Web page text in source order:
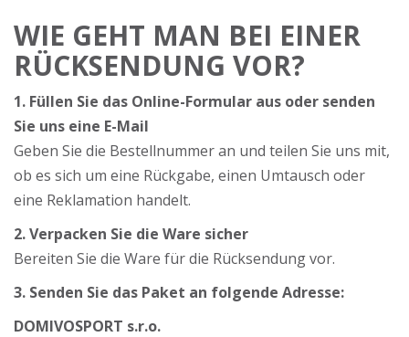
WIE GEHT MAN BEI EINER
RÜCKSENDUNG VOR?
1. Füllen Sie das Online-Formular aus oder senden
Sie uns eine E-Mail
Geben Sie die Bestellnummer an und teilen Sie uns mit,
ob es sich um eine Rückgabe, einen Umtausch oder
eine Reklamation handelt.
2. Verpacken Sie die Ware sicher
Bereiten Sie die Ware für die Rücksendung vor.
3. Senden Sie das Paket an folgende Adresse:
DOMIVOSPORT s.r.o.